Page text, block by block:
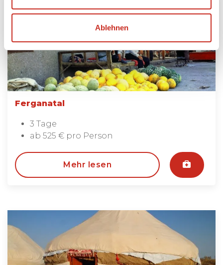
Ablehnen
Ferganatal
3 Tage
ab 525 € pro Person
Mehr lesen